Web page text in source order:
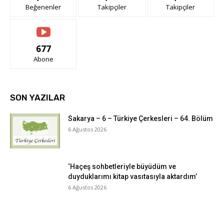
Beğenenler Takipçiler Takipçiler
677
Abone
SON YAZILAR
Sakarya – 6 – Türkiye Çerkesleri – 64. Bölüm
6 Ağustos 2026
‘Haçeş sohbetleriyle büyüdüm ve
duyduklarımı kitap vasıtasıyla aktardım’
6 Ağustos 2026